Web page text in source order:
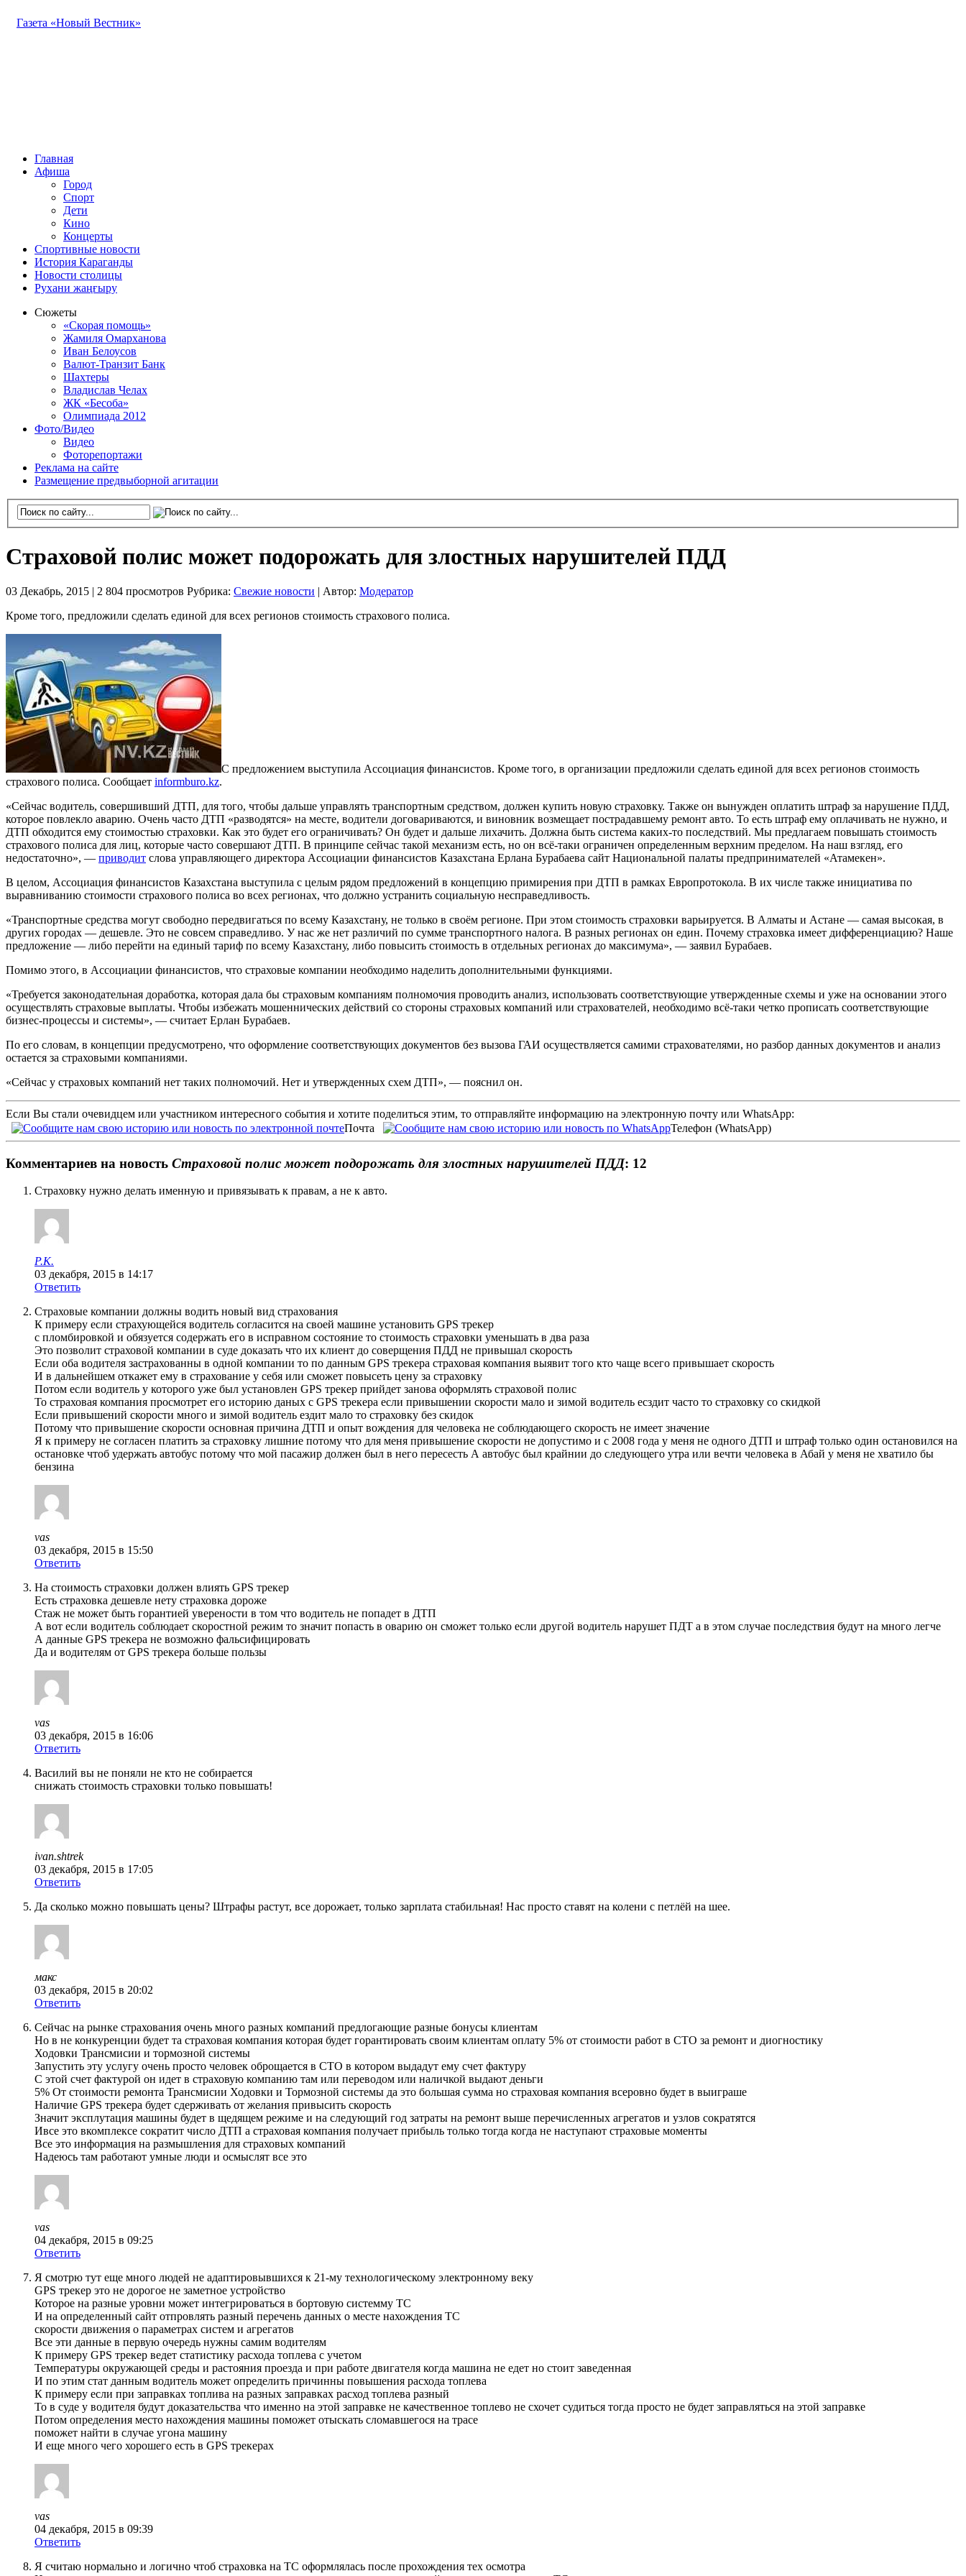
Газета «Новый Вестник»
Главная
Афиша
Город
Спорт
Дети
Кино
Концерты
Спортивные новости
История Караганды
Новости столицы
Рухани жаңғыру
Сюжеты
«Скорая помощь»
Жамиля Омарханова
Иван Белоусов
Валют-Транзит Банк
Шахтеры
Владислав Челах
ЖК «Бесоба»
Олимпиада 2012
Фото/Видео
Видео
Фоторепортажи
Реклама на сайте
Размещение предвыборной агитации
Страховой полис может подорожать для злостных нарушителей ПДД
03 Декабрь, 2015 | 2 804 просмотров Рубрика: Свежие новости Автор: Модератор
Кроме того, предложили сделать единой для всех регионов стоимость страхового полиса.
С предложением выступила Ассоциация финансистов. Кроме того, в организации предложили сделать единой для всех регионов стоимость
страхового полиса. Сообщает informburo.kz.
«Сейчас водитель, совершивший ДТП, для того, чтобы дальше управлять транспортным средством, должен купить новую страховку. Также он вынужден оплатить штраф за нарушение ПДД,
которое повлекло аварию. Очень часто ДТП «разводятся» на месте, водители договариваются, и виновник возмещает пострадавшему ремонт авто. То есть штраф ему оплачивать не нужно, и
ДТП обходится ему стоимостью страховки. Как это будет его ограничивать? Он будет и дальше лихачить. Должна быть система каких-то последствий. Мы предлагаем повышать стоимость
страхового полиса для лиц, которые часто совершают ДТП. В принципе сейчас такой механизм есть, но он всё-таки ограничен определенным верхним пределом. На наш взгляд, его
недостаточно», — приводит слова управляющего директора Ассоциации финансистов Казахстана Ерлана Бурабаева сайт Национальной палаты предпринимателей «Атамекен».
В целом, Ассоциация финансистов Казахстана выступила с целым рядом предложений в концепцию примирения при ДТП в рамках Европротокола. В их числе также инициатива по
выравниванию стоимости страхового полиса во всех регионах, что должно устранить социальную несправедливость.
«Транспортные средства могут свободно передвигаться по всему Казахстану, не только в своём регионе. При этом стоимость страховки варьируется. В Алматы и Астане — самая высокая, в
других городах — дешевле. Это не совсем справедливо. У нас же нет различий по сумме транспортного налога. В разных регионах он един. Почему страховка имеет дифференциацию? Наше
предложение — либо перейти на единый тариф по всему Казахстану, либо повысить стоимость в отдельных регионах до максимума», — заявил Бурабаев.
Помимо этого, в Ассоциации финансистов, что страховые компании необходимо наделить дополнительными функциями.
«Требуется законодательная доработка, которая дала бы страховым компаниям полномочия проводить анализ, использовать соответствующие утвержденные схемы и уже на основании этого
осуществлять страховые выплаты. Чтобы избежать мошеннических действий со стороны страховых компаний или страхователей, необходимо всё-таки четко прописать соответствующие
бизнес-процессы и системы», — считает Ерлан Бурабаев.
По его словам, в концепции предусмотрено, что оформление соответствующих документов без вызова ГАИ осуществляется самими страхователями, но разбор данных документов и анализ
остается за страховыми компаниями.
«Сейчас у страховых компаний нет таких полномочий. Нет и утвержденных схем ДТП», — пояснил он.
Если Вы стали очевидцем или участником интересного события и хотите поделиться этим, то отправляйте информацию на электронную почту или WhatsApp:
Почта
Телефон (WhatsApp)
Комментариев на новость Страховой полис может подорожать для злостных нарушителей ПДД: 12
Страховку нужно делать именную и привязывать к правам, а не к авто.
Р.К.
03 декабря, 2015 в 14:17
Ответить
Страховые компании должны водить новый вид страхования
К примеру если страхующейся водитель согласится на своей машине установить GPS трекер
с пломбировкой и обязуется содержать его в исправном состояние то стоимость страховки уменьшать в два раза
Это позволит страховой компании в суде доказать что их клиент до соверщения ПДД не привышал скорость
Если оба водителя застрахованны в одной компании то по данным GPS трекера страховая компания выявит того кто чаще всего привышает скорость
И в дальнейшем откажет ему в страхование у себя или сможет повысеть цену за страховку
Потом если водитель у которого уже был установлен GPS трекер прийдет занова оформлять страховой полис
То страховая компания просмотрет его историю даных с GPS трекера если привышении скорости мало и зимой водитель есздит часто то страховку со скидкой
Если привышений скорости много и зимой водитель ездит мало то страховку без скидок
Потому что привышение скорости основная причина ДТП и опыт вождения для человека не соблюдающего скорость не имеет значение
Я к примеру не согласен платить за страховку лишние потому что для меня привышение скорости не допустимо и с 2008 года у меня не одного ДТП и штраф только один остановился на
остановке чтоб удержать автобус потому что мой пасажир должен был в него пересесть А автобус был крайнии до следующего утра или вечти человека в Абай у меня не хватило бы
бензина
vas
03 декабря, 2015 в 15:50
Ответить
На стоимость страховки должен влиять GPS трекер
Есть страховка дешевле нету страховка дороже
Стаж не может быть горантией уверености в том что водитель не попадет в ДТП
А вот если водитель соблюдает скоростной режим то значит попасть в оварию он сможет только если другой водитель нарушет ПДТ а в этом случае последствия будут на много легче
А данные GPS трекера не возможно фальсифицировать
Да и водителям от GPS трекера больше пользы
vas
03 декабря, 2015 в 16:06
Ответить
Василий вы не поняли не кто не собирается
снижать стоимость страховки только повышать!
ivan.shtrek
03 декабря, 2015 в 17:05
Ответить
Да сколько можно повышать цены? Штрафы растут, все дорожает, только зарплата стабильная! Нас просто ставят на колени с петлёй на шее.
макс
03 декабря, 2015 в 20:02
Ответить
Сейчас на рынке страхования очень много разных компаний предлогающие разные бонусы клиентам
Но в не конкуренции будет та страховая компания которая будет горантировать своим клиентам оплату 5% от стоимости работ в СТО за ремонт и диогностику
Ходовки Трансмисии и тормозной системы
Запустить эту услугу очень просто человек оброщается в СТО в котором выдадут ему счет фактуру
С этой счет фактурой он идет в страховую компанию там или переводом или наличкой выдают деньги
5% От стоимости ремонта Трансмисии Ходовки и Тормозной системы да это большая сумма но страховая компания всеровно будет в выиграше
Наличие GPS трекера будет сдерживать от желания привысить скорость
Значит эксплутация машины будет в щедящем режиме и на следующий год затраты на ремонт выше перечисленных агрегатов и узлов сократятся
Ивсе это вкомплексе сократит число ДТП а страховая компания получает прибыль только тогда когда не наступают страховые моменты
Все это информация на размышления для страховых компаний
Надеюсь там работают умные люди и осмыслят все это
vas
04 декабря, 2015 в 09:25
Ответить
Я смотрю тут еще много людей не адаптировывшихся к 21-му технологическому электронному веку
GPS трекер это не дорогое не заметное устройство
Которое на разные уровни может интегрироваться в бортовую системму ТС
И на определенный сайт отпровлять разный перечень данных о месте нахождения ТС
скорости движения о параметрах систем и агрегатов
Все эти данные в первую очередь нужны самим водителям
К примеру GPS трекер ведет статистику расхода топлева с учетом
Температуры окружающей среды и растояния проезда и при работе двигателя когда машина не едет но стоит заведенная
И по этим стат данным водитель может определить причинны повышения расхода топлева
К примеру если при заправках топлива на разных заправках расход топлева разный
То в суде у водителя будут доказательства что именно на этой заправке не качественное топлево не схочет судиться тогда просто не будет заправляться на этой заправке
Потом определения место нахождения машины поможет отыскать сломавшегося на трасе
поможет найти в случае угона машину
И еще много чего хорошего есть в GPS трекерах
vas
04 декабря, 2015 в 09:39
Ответить
Я считаю нормально и логично чтоб страховка на ТС оформлялась после прохождения тех осмотра